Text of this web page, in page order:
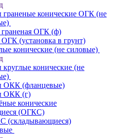
конические ОГК (не
ОГК (ф)
(установка в грунт)
конические (не силовые)
конические (не
ОКК (фланцевые)
ОКК (г)
конические
(ОГКС)
(складывающиеся)